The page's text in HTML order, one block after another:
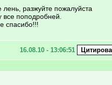
разжуйте пожалуйста
поподробней.
спасибо!!!
16.08.10 - 13:06:51